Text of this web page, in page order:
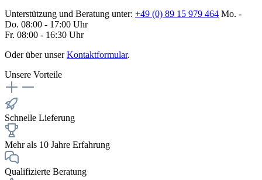
Unterstützung und Beratung unter: +49 (0) 89 15 979 464 Mo. -
Do. 08:00 - 17:00 Uhr
Fr. 08:00 - 16:30 Uhr
Oder über unserKontaktformular.
Unsere Vorteile
Schnelle Lieferung
Mehr als 10 Jahre Erfahrung
Qualifizierte Beratung